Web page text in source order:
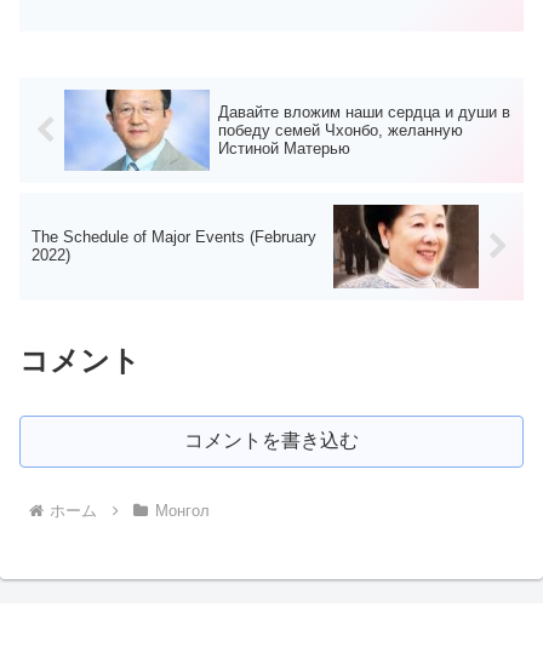
Давайте вложим наши сердца и души в
победу семей Чхонбо, желанную
Истиной Матерью
The Schedule of Major Events (February
2022)
コメント
コメントを書き込む
ホーム Монгол